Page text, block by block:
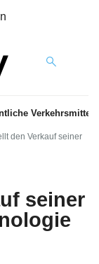
Verkehrsmittel
den Verkauf seiner
seiner